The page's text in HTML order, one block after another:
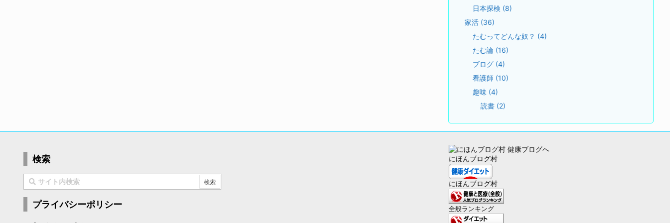
日本探検 (8)
家活 (36)
たむってどんな奴？ (4)
たむ論 (16)
ブログ (4)
看護師 (10)
趣味 (4)
読書 (2)
検索
プライバシーポリシー
にほんブログ村
にほんブログ村
全般ランキング